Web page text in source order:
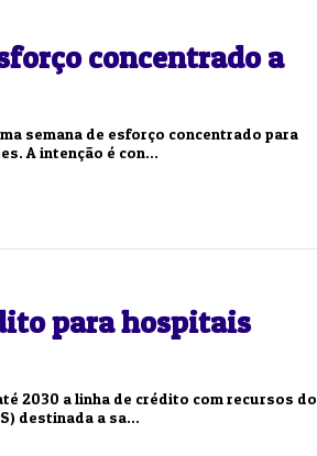
concentrado a
semana de esforço concentrado para
A intenção é con...
para hospitais
2030 a linha de crédito com recursos do
destinada a sa...
03 07 08 11 28 50